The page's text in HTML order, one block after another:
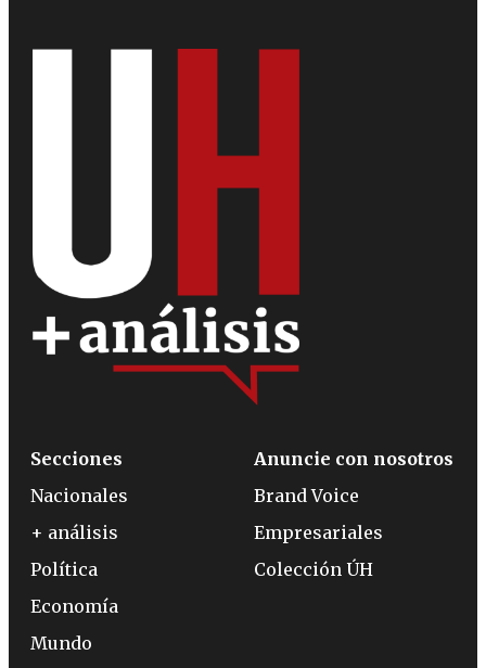
Secciones
Nacionales
+ análisis
Política
Economía
Mundo
Anuncie con nosotros
Brand Voice
Empresariales
Colección ÚH